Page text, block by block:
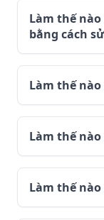
Làm thế nào
bằng cách
Làm thế nào
Làm thế nào
Làm thế